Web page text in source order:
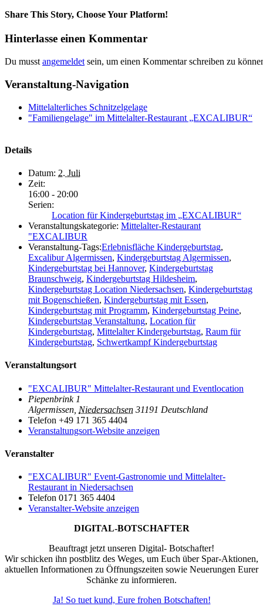
Share This Story, Choose Your Platform!
Hinterlasse einen Kommentar
Du musst angemeldet sein, um einen Kommentar schreiben zu
Veranstaltung-Navigation
Mittelalterliches Schnitzelgelage
"Familiengelage" im Mittelalter-Restaurant „EXCALIBUR“
Details
Datum: 2. Juli
Zeit:
16:00 - 20:00
Serien:
Location für Kindergeburtstag im „EXCALIBUR“
Veranstaltungskategorie: Mittelalter-Restaurant
"EXCALIBUR
Veranstaltung-Tags:Erlebnisfläche Kindergeburtstag,
Excalibur Algermissen, Kindergeburtstag Algermissen,
Kindergeburtstag bei Hannover, Kindergeburtstag
Braunschweig, Kindergeburtstag Hildesheim,
Kindergeburtstag Location Niedersachsen, Kindergeburtstag
mit Bogenschießen, Kindergeburtstag mit Essen,
Kindergeburtstag mit Programm, Kindergeburtstag Peine,
Kindergeburtstag Veranstaltung, Location für
Kindergeburtstag, Mittelalter Kindergeburtstag, Raum für
Kindergeburtstag, Schwertkampf Kindergeburtstag
Veranstaltungsort
"EXCALIBUR" Mittelalter-Restaurant und Eventlocation
Piepenbrink 1
Algermissen Niedersachsen 31191 Deutschland
Telefon +49 171 365 4404
Veranstaltungsort-Website anzeigen
Veranstalter
"EXCALIBUR" Event-Gastronomie und Mittelalter-
Restaurant in Niedersachsen
Telefon 0171 365 4404
Veranstalter-Website anzeigen
DIGITAL-BOTSCHAFTER
Beauftragt jetzt unseren Digital- Botschafter!
Wir schicken ihn postblitz des Weges, um Euch über Spar-Aktionen,
aktuellen Informationen zu Öffnungszeiten sowie Neuerungen Eurer
Schänke zu informieren.
Ja! So tuet kund, Eure frohen Botschaften!